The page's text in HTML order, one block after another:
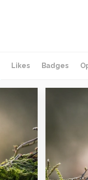
Likes Badges